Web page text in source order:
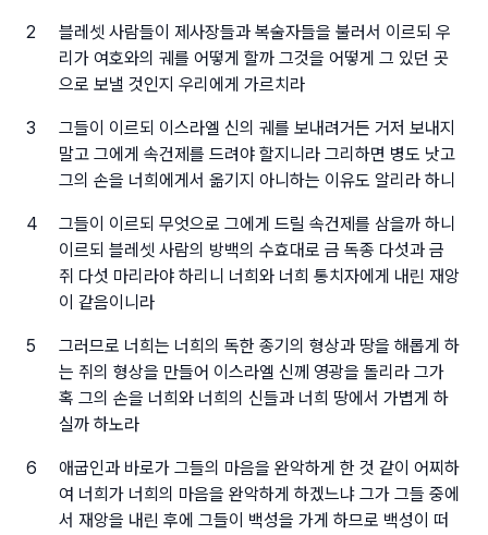
2
블레셋 사람들이 제사장들과 복술자들을 불러서 이르되 우
리가 여호와의 궤를 어떻게 할까 그것을 어떻게 그 있던 곳
으로 보낼 것인지 우리에게 가르치라
3
그들이 이르되 이스라엘 신의 궤를 보내려거든 거저 보내지
말고 그에게 속건제를 드려야 할지니라 그리하면 병도 낫고
그의 손을 너희에게서 옮기지 아니하는 이유도 알리라 하니
4
그들이 이르되 무엇으로 그에게 드릴 속건제를 삼을까 하니
이르되 블레셋 사람의 방백의 수효대로 금 독종 다섯과 금
쥐 다섯 마리라야 하리니 너희와 너희 통치자에게 내린 재앙
이 같음이니라
5
그러므로 너희는 너희의 독한 종기의 형상과 땅을 해롭게 하
는 쥐의 형상을 만들어 이스라엘 신께 영광을 돌리라 그가
혹 그의 손을 너희와 너희의 신들과 너희 땅에서 가볍게 하
실까 하노라
6
애굽인과 바로가 그들의 마음을 완악하게 한 것 같이 어찌하
여 너희가 너희의 마음을 완악하게 하겠느냐 그가 그들 중에
서 재앙을 내린 후에 그들이 백성을 가게 하므로 백성이 떠